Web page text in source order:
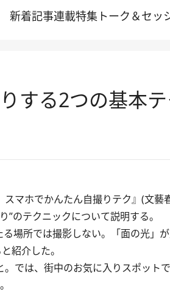
新着記事連載特集 トーク＆セッ
する2つの基本
マホでかんたん自撮りテク』(文藝
のテクニックについて説明する。
場所では撮影しない。「面の光」
紹介した。
では、街中のお気に入りスポット